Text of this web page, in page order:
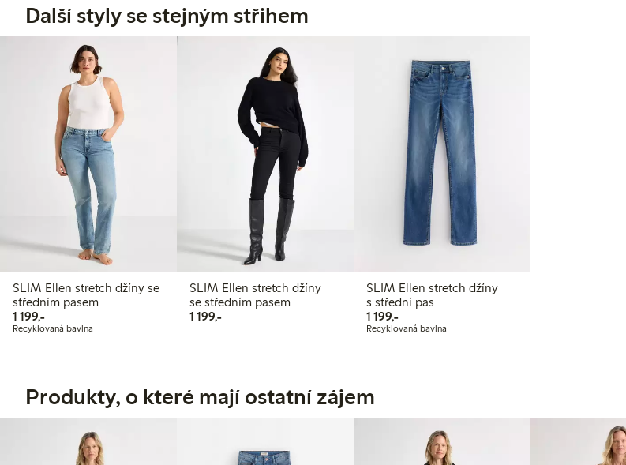
Další styly se stejným střihem
SLIM Ellen stretch džíny se
středním pasem
1 199,-1 199,00 Kč
Recyklovaná bavlna
SLIM Ellen stretch džíny
se středním pasem
1 199,-1 199,00 Kč
SLIM Ellen stretch džíny
s střední pas
1 199,-1 199,00 Kč
Recyklovaná bavlna
Produkty, o které mají ostatní zájem